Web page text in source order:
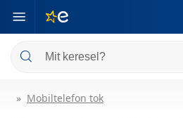
Mobiltelefon tok